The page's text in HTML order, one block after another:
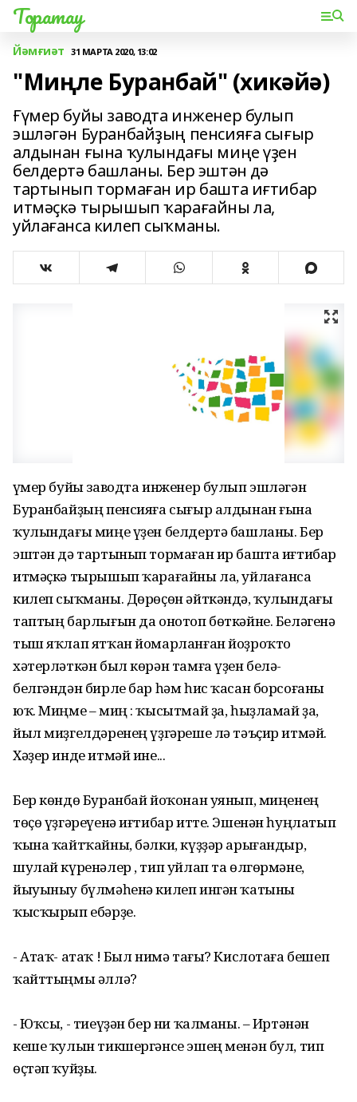
Торатау
Йәмғиәт 31 МАРТА 2020, 13:02
"Миңле Буранбай" (хикәйә)
Ғүмер буйы заводта инженер булып
эшләгән Буранбайҙың пенсияға сығыр
алдынан ғына ҡулындағы миңе үҙен
белдертә башланы. Бер эштән дә
тартынып тормаған ир башта иғтибар
итмәҫкә тырышып ҡарағайны ла,
уйлағанса килеп сыҡманы.
Ғүмер буйы заводта инженер булып эшләгән
Буранбайҙың пенсияға сығыр алдынан ғына
ҡулындағы миңе үҙен белдертә башланы. Бер
эштән дә тартынып тормаған ир башта иғтибар
итмәҫкә тырышып ҡарағайны ла, уйлағанса
килеп сыҡманы. Дөрөҫөн әйткәндә, ҡулындағы
таптың барлығын да онотоп бөткәйне. Беләгенә
тыш яҡлап ятҡан йомарланған йоҙроҡто
хәтерләткән был көрән тамға үҙен белә-
белгәндән бирле бар һәм һис ҡасан борсоғаны
юҡ. Миңме – миң : ҡысытмай ҙа, һыҙламай ҙа,
йыл миҙгелдәренең үҙгәреше лә тәъҫир итмәй.
Хәҙер инде итмәй ине...
Бер көндө Буранбай йоҡонан уянып, миңенең
төҫө үҙгәреүенә иғтибар итте. Эшенән һуңлатып
ҡына ҡайтҡайны, бәлки, күҙҙәр арығандыр,
шулай күренәлер , тип уйлап та өлгөрмәне,
йыуыныу бүлмәһенә килеп ингән ҡатыны
ҡысҡырып ебәрҙе.
- Атаҡ- атаҡ ! Был нимә тағы? Кислотаға бешеп
ҡайттыңмы әллә?
- Юҡсы, - тиеүҙән бер ни ҡалманы. – Иртәнән
кеше ҡулын тикшергәнсе эшең менән бул, тип
өҫтәп ҡуйҙы.